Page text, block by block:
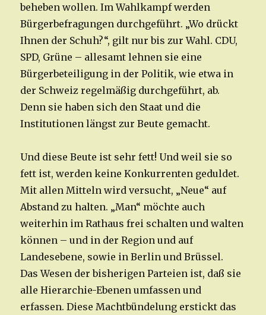
beheben wollen. Im Wahlkampf werden
Bürgerbefragungen durchgeführt. „Wo drückt
Ihnen der Schuh?“, gilt nur bis zur Wahl. CDU,
SPD, Grüne – allesamt lehnen sie eine
Bürgerbeteiligung in der Politik, wie etwa in
der Schweiz regelmäßig durchgeführt, ab.
Denn sie haben sich den Staat und die
Institutionen längst zur Beute gemacht.
Und diese Beute ist sehr fett! Und weil sie so
fett ist, werden keine Konkurrenten geduldet.
Mit allen Mitteln wird versucht, „Neue“ auf
Abstand zu halten. „Man“ möchte auch
weiterhin im Rathaus frei schalten und walten
können – und in der Region und auf
Landesebene, sowie in Berlin und Brüssel.
Das Wesen der bisherigen Parteien ist, daß sie
alle Hierarchie-Ebenen umfassen und
erfassen. Diese Machtbündelung erstickt das